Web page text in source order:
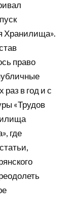
Хранилища».
право
раз в год и с
«Трудов
где